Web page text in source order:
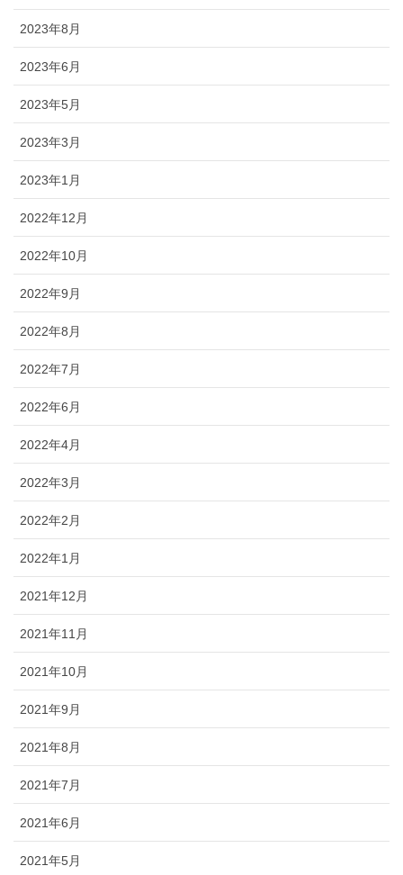
2023年8月
2023年6月
2023年5月
2023年3月
2023年1月
2022年12月
2022年10月
2022年9月
2022年8月
2022年7月
2022年6月
2022年4月
2022年3月
2022年2月
2022年1月
2021年12月
2021年11月
2021年10月
2021年9月
2021年8月
2021年7月
2021年6月
2021年5月